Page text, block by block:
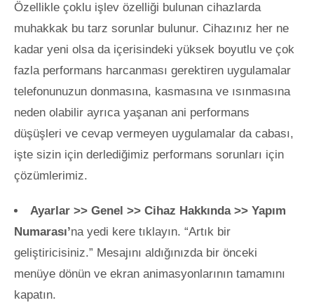
Özellikle çoklu işlev özelliği bulunan cihazlarda
muhakkak bu tarz sorunlar bulunur. Cihazınız her ne
kadar yeni olsa da içerisindeki yüksek boyutlu ve çok
fazla performans harcanması gerektiren uygulamalar
telefonunuzun donmasına, kasmasına ve ısınmasına
neden olabilir ayrıca yaşanan ani performans
düşüşleri ve cevap vermeyen uygulamalar da cabası,
işte sizin için derlediğimiz performans sorunları için
çözümlerimiz.
Ayarlar >> Genel >> Cihaz Hakkında >> Yapım
Numarası’na yedi kere tıklayın. “Artık bir
geliştiricisiniz.” Mesajını aldığınızda bir önceki
menüye dönün ve ekran animasyonlarının tamamını
kapatın.